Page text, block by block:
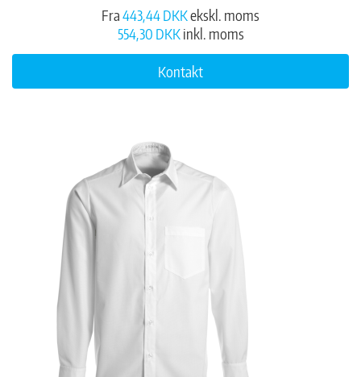
Fra443,44 DKKekskl. moms
554,30 DKKinkl. moms
Kontakt